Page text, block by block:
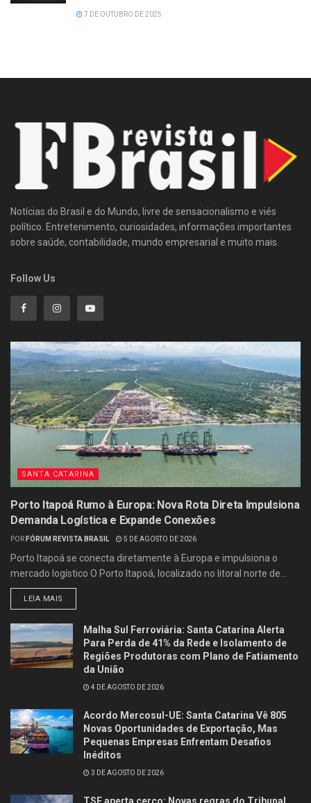
7 DE OUTUBRO DE 2025
Notícias do Brasil e do Mundo, livre de sensacionalismo e viés
político. Entretenimento, curiosidades, informações importantes
sobre saúde, contabilidade, mundo empresarial e muito mais.
Follow Us
SANTA CATARINA
Porto Itapoá Rumo à Europa: Nova Rota Direta Impulsiona
Demanda Logística e Expande Conexões
POR FÓRUM REVISTA BRASIL 5 DE AGOSTO DE 2026
Porto Itapoá se conecta diretamente à Europa e impulsiona o
mercado logístico O Porto Itapoá, localizado no litoral norte de...
LEIA MAIS
Malha Sul Ferroviária: Santa Catarina Alerta
Para Perda de 41% da Rede e Isolamento de
Regiões Produtoras com Plano de Fatiamento
da União
4 DE AGOSTO DE 2026
Acordo Mercosul-UE: Santa Catarina Vê 805
Novas Oportunidades de Exportação, Mas
Pequenas Empresas Enfrentam Desafios
Inéditos
3 DE AGOSTO DE 2026